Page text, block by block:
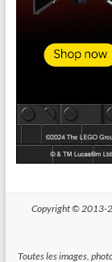
Copyright © 2013-
Toutes les images,